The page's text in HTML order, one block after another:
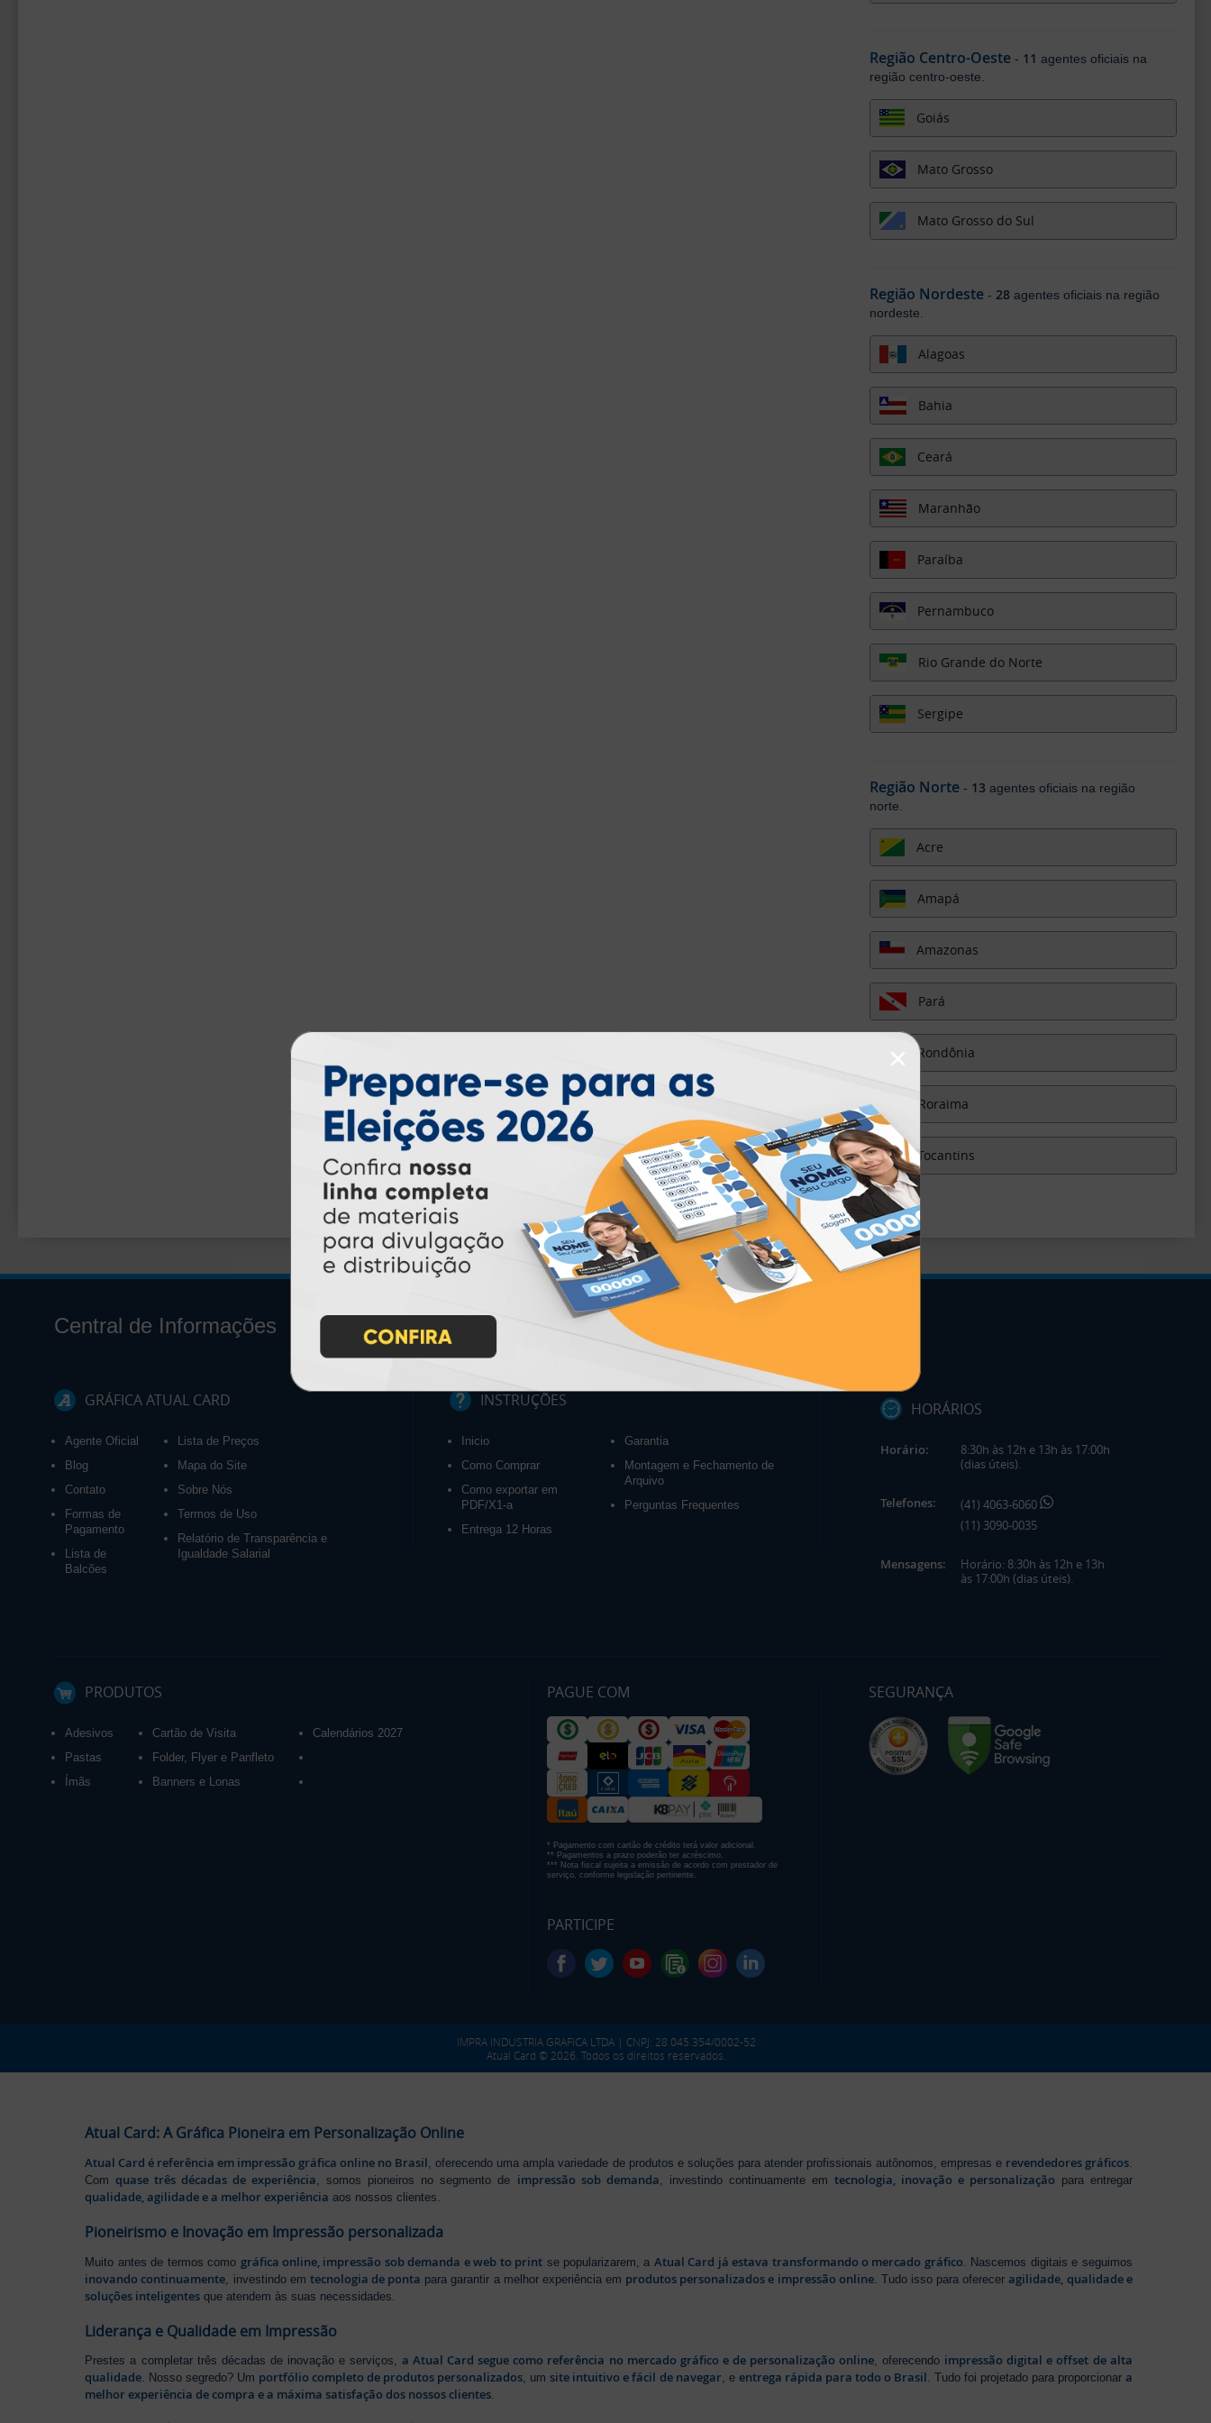
Região Centro-Oeste- 11 agentes oficiais na
região centro-oeste.
Goiás
Mato Grosso
Mato Grosso do Sul
Região Nordeste- 28 agentes oficiais na região
nordeste.
Alagoas
Bahia
Ceará
Maranhão
Paraíba
Pernambuco
Rio Grande do Norte
Sergipe
Região Norte- 13 agentes oficiais na região
norte.
Acre
Amapá
Amazonas
Pará
Rondônia
Roraima
Tocantins
Central de Informações
GRÁFICA ATUAL CARD
Agente Oficial
Blog
Contato
Formas de
Pagamento
Lista de
Balcões
Lista de Preços
Mapa do Site
Sobre Nós
Termos de Uso
Relatório de Transparência e
Igualdade Salarial
INSTRUÇÕES
Inicio
Como Comprar
Como exportar em
PDF/X1-a
Entrega 12 Horas
Garantia
Montagem e Fechamento de
Arquivo
Perguntas Frequentes
HORÁRIOS
Horário:
8:30h às 12h e 13h às 17:00h
(dias úteis).
Telefones:
(41) 4063-6060
(11) 3090-0035
Mensagens:
Horário: 8:30h às 12h e 13h
às 17:00h (dias úteis).
PRODUTOS
Adesivos
Pastas
Ímãs
Cartão de Visita
Folder, Flyer e Panfleto
Banners e Lonas
Calendários 2027
PAGUE COM
* Pagamento com cartão de crédito terá valor adicional.
** Pagamentos a prazo poderão ter acréscimo.
*** Nota fiscal sujeita a emissão de acordo com prestador de
serviço, conforme legislação pertinente.
PARTICIPE
SEGURANÇA
IMPRA INDUSTRIA GRAFICA LTDA | CNPJ: 28.045.354/0002-52
Atual Card © 2026. Todos os direitos reservados.
Atual Card: A Gráfica Pioneira em Personalização Online
Atual Card é referência em impressão gráfica online no Brasil, oferecendo uma ampla variedade de produtos e soluções para atender profissionais autônomos, empresas e revendedores gráficos.
Comquase três décadas de experiência, somos pioneiros no segmento de impressão sob demanda, investindo continuamente em tecnologia, inovação e personalização para entregar
qualidade, agilidade e a melhor experiência aos nossos clientes.
Pioneirismo e Inovação em Impressão personalizada
Muito antes de termos como gráfica online, impressão sob demanda e web to print se popularizarem, a Atual Card já estava transformando o mercado gráfico . Nascemos digitais e seguimos
inovando continuamente , investindo em tecnologia de ponta para garantir a melhor experiência em produtos personalizados e impressão online. Tudo isso para ofereceragilidade, qualidade e
soluções inteligentes que atendem às suas necessidades.
Liderança e Qualidade em Impressão
Prestes a completar três décadas de inovação e serviços,a Atual Card segue como referência no mercado gráfico e de personalização online, oferecendo impressão digital e offset de alta
qualidade. Nosso segredo? Um portfólio completo de produtos personalizados, um site intuitivo e fácil de navegar, e entrega rápida para todo o Brasil. Tudo foi projetado para proporcionar a
melhor experiência de compra e a máxima satisfação dos nossos clientes.